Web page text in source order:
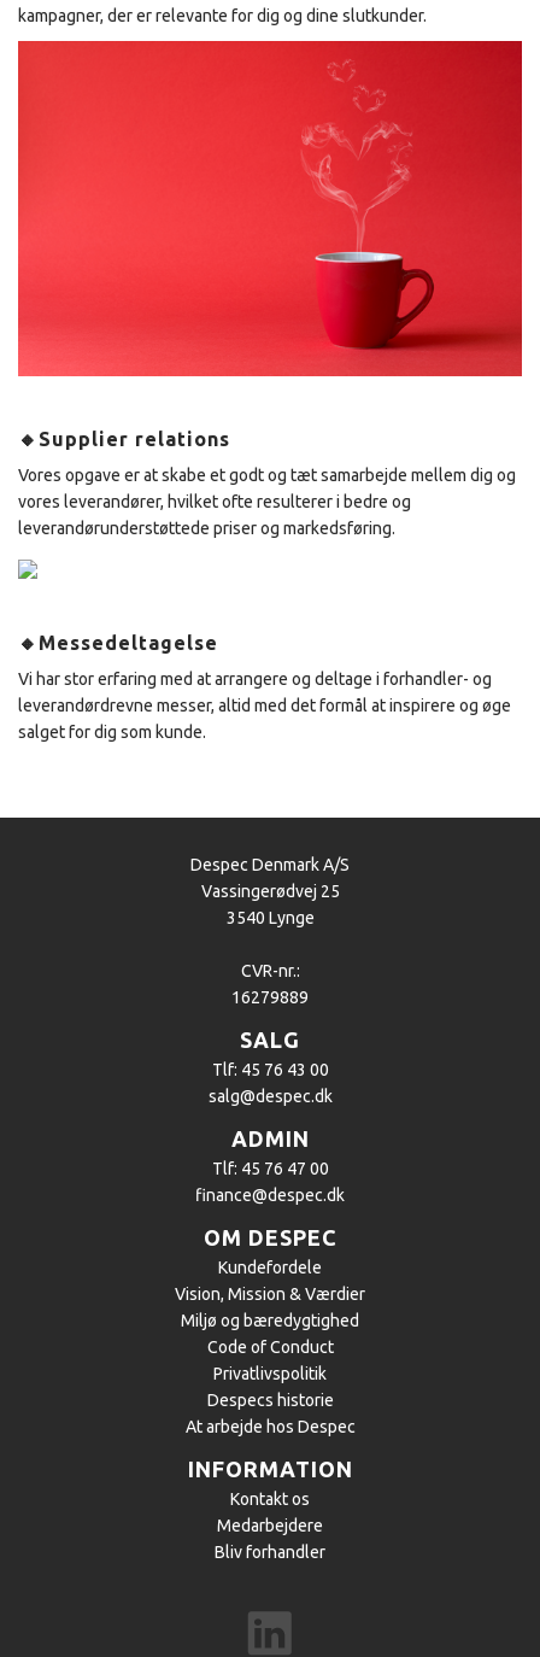
kampagner, der er relevante for dig og dine slutkunder.
🔸Supplier relations
Vores opgave er at skabe et godt og tæt samarbejde mellem dig og
vores leverandører, hvilket ofte resulterer i bedre og
leverandørunderstøttede priser og markedsføring.
🔸Messedeltagelse
Vi har stor erfaring med at arrangere og deltage i forhandler- og
leverandørdrevne messer, altid med det formål at inspirere og øge
salget for dig som kunde.
Despec Denmark A/S
Vassingerødvej 25
3540 Lynge
CVR-nr.:
16279889
SALG
Tlf: 45 76 43 00
salg@despec.dk
ADMIN
Tlf: 45 76 47 00
finance@despec.dk
OM DESPEC
Kundefordele
Vision, Mission & Værdier
Miljø og bæredygtighed
Code of Conduct
Privatlivspolitik
Despecs historie
At arbejde hos Despec
INFORMATION
Kontakt os
Medarbejdere
Bliv forhandler